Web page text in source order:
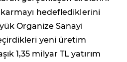
hedeflediklerini
Organize Sanayi
yeni üretim
1,35 milyar TL yatırım